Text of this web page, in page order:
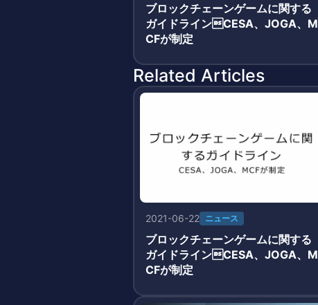
ブロックチェーンゲームに関する
ガイドラインCESA、JOGA、M
CFが制定
Related Articles
2021-06-22 ニュース
ブロックチェーンゲームに関する
ガイドラインCESA、JOGA、M
CFが制定